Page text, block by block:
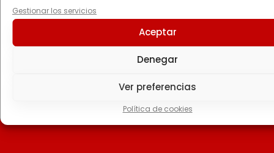
Gestionar los servicios
Aceptar
Denegar
Ver preferencias
Política de cookies
Seleccionar opciones
BY-ENERGY BARS 50
GR
2.40€
Seleccionar opciones